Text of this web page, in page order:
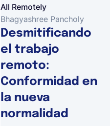
All Remotely
Bhagyashree Pancholy
Desmitificando
el trabajo
remoto:
Conformidad en
la nueva
normalidad